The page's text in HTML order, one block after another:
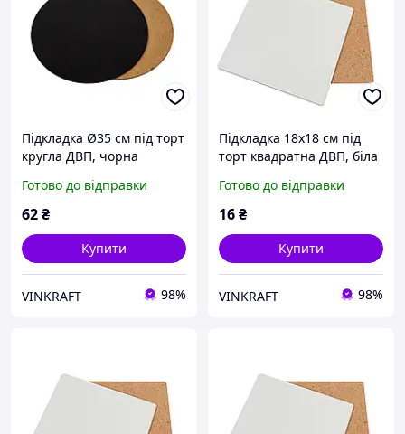
Підкладка Ø35 см під торт
кругла ДВП, чорна
Готово до відправки
62₴
Купити
VINKRAFT 98%
Підкладка 18х18 см під
торт квадратна ДВП, біла
Готово до відправки
16₴
Купити
VINKRAFT 98%